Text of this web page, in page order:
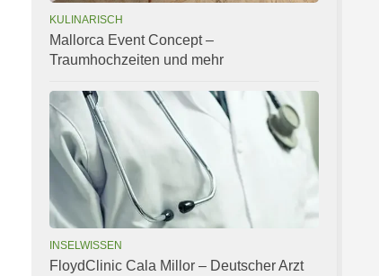
KULINARISCH
Mallorca Event Concept –
Traumhochzeiten und mehr
INSELWISSEN
FloydClinic Cala Millor – Deutscher Arzt